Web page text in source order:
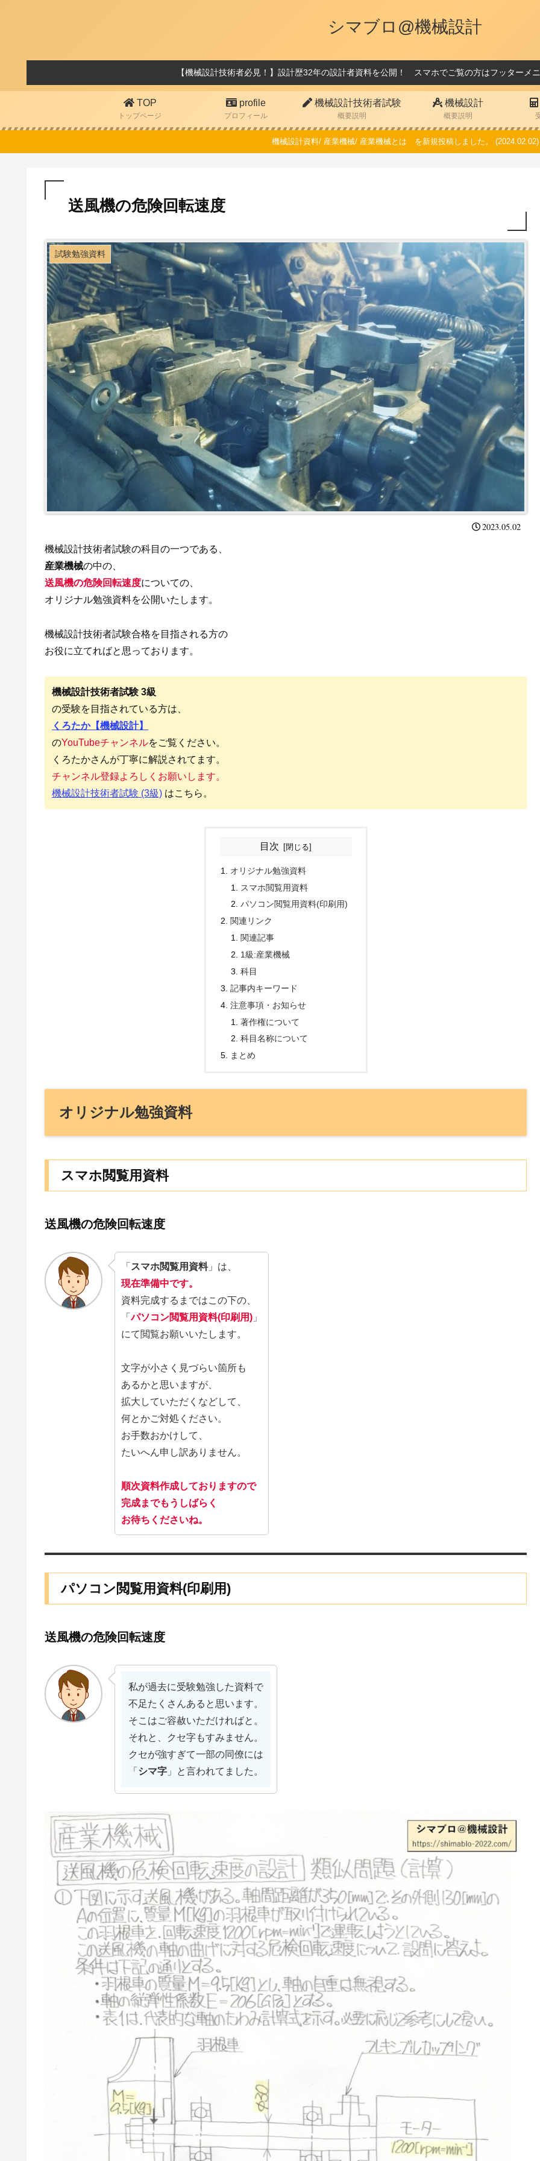
シマブロ@機械設計
【機械設計技術者必見！】設計歴32年の設計者資料を公開！ スマホでご覧の方はフッターメ
TOP
トップページ
profile
プロフィール
機械設計技術者試験
概要説明
機械設計
概要説明
機械設計資料/ 産業機械/ 産業機械とは を新規投稿しました。 (2024.02.02)
送風機の危険回転速度
試験勉強資料
2023.05.02
機械設計技術者試験の科目の一つである、
産業機械の中の、
送風機の危険回転速度についての、
オリジナル勉強資料を公開いたします。
機械設計技術者試験合格を目指される方の
お役に立てればと思っております。
機械設計技術者試験 3級
の受験を目指されている方は、
くろたか【機械設計】
のYouTubeチャンネルをご覧ください。
くろたかさんが丁寧に解説されてます。
チャンネル登録よろしくお願いします。
機械設計技術者試験 (3級) はこちら。
目次
オリジナル勉強資料
スマホ閲覧用資料
パソコン閲覧用資料(印刷用)
関連リンク
関連記事
1級:産業機械
科目
記事内キーワード
注意事項・お知らせ
著作権について
科目名称について
まとめ
オリジナル勉強資料
スマホ閲覧用資料
送風機の危険回転速度
「 スマホ閲覧用資料」は、
現在準備中です。
資料完成するまではこの下の、
「パソコン閲覧用資料(印刷用) 」
にて閲覧お願いいたします。
文字が小さく見づらい箇所も
あるかと思いますが、
拡大していただくなどして、
何とかご対処ください。
お手数おかけして、
たいへん申し訳ありません。
順次資料作成しておりますので
完成までもうしばらく
お待ちくださいね。
パソコン閲覧用資料(印刷用)
送風機の危険回転速度
私が過去に受験勉強した資料で
不足たくさんあると思います。
そこはご容赦いただければと。
それと、クセ字もすみません。
クセが強すぎて一部の同僚には
「 シマ字 」と言われてました。